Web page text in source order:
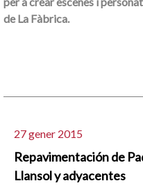
de La Fàbrica.
27 gener 2015
Repavimentación de
Llansol y adyacentes